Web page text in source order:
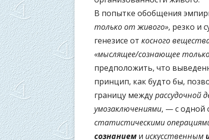
В попытке обобщения
только от живого», резко и
генезисе от косного
«мыслящее/сознающее
предположить, что
принцип, как будто бы,
границу междурассудочной
умозаключениями, — с одной
статистическими
сознаниеми искусственным